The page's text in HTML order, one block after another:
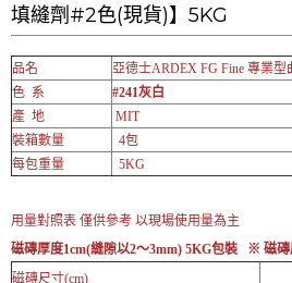
填縫劑#2色(現貨)】5KG
品名
亞德士ARDEX FG Fine 專業型
色 系
#241灰白
產 地
MIT
裝箱數量
4包
每包重量
5KG
用量對照表 僅供參考 以現場使用量為主
磁磚厚度1cm(縫隙以2～3mm) 5KG包裝 ※ 磁
磁磚尺寸(cm)